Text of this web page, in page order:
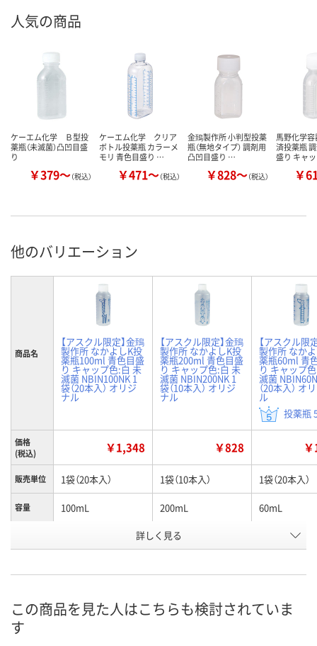
人気の商品
ケーエム化学 Ｂ型投
薬瓶（未滅菌）凸凹目盛
り
￥379～（税込）
ケーエム化学 クリア
ボトル投薬瓶 カラーメ
モリ 青色目盛り …
￥471～（税込）
金鵄製作所 小判型投薬
瓶（無地タイプ） 調剤用
凸凹目盛り …
￥828～（税込）
馬野化学
済投薬瓶
盛り キャ
￥
他のバリエーション
商品名
【アスクル限定】金鵄
製作所 なかよしK投
薬瓶100ml 青色目盛
り キャップ色:白 未
滅菌 NBIN100NK 1
袋（20本入） オリジ
ナル
【アスクル限定】金鵄
製作所 なかよしK投
薬瓶200ml 青色目盛
り キャップ色:白 未
滅菌 NBIN200NK 1
袋（10本入） オリジ
ナル
【アスクル限
製作所 なか
薬瓶60ml 青
り キャップ
滅菌
（20本入） オ
ル
投薬瓶
価格
(税込)
￥1,348 ￥828
販売単位 1袋（20本入） 1袋（10本入） 1袋（20本入）
容量 100mL 200mL 60mL
2498642 2498670
8月9日（日）
詳しく見る
この商品を見た人はこちらも検討されていま
す